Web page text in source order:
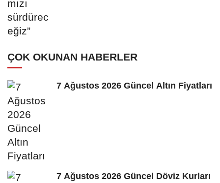
ÇOK OKUNAN HABERLER
7 Ağustos 2026 Güncel Altın Fiyatları
7 Ağustos 2026 Güncel Döviz Kurları